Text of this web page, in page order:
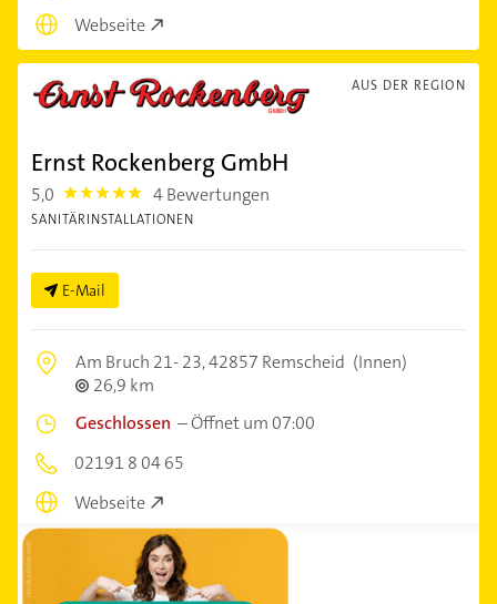
Webseite
AUS DER REGION
Ernst Rockenberg GmbH
5,0 5.0 4 Bewertungen
SANITÄRINSTALLATIONEN
E-Mail
Am Bruch 21- 23,42857 Remscheid (Innen)
26,9 km
Geschlossen –Öffnet um 07:00
02191 8 04 65
Webseite